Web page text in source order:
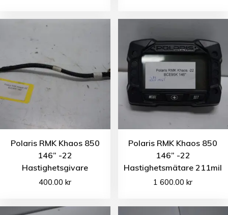
Polaris RMK Khaos 850
146” -22
Hastighetsgivare
400.00kr
Polaris RMK Khaos 850
146” -22
Hastighetsmätare 211mil
1 600.00kr